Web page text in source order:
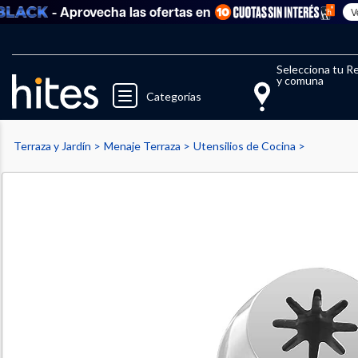
- Aprovecha las ofertas en Ver
Categorías
Selecciona tu
y comuna
Llegaste al límite de productos
Terraza y Jardín Menaje Terraza Utensilios de Cocina